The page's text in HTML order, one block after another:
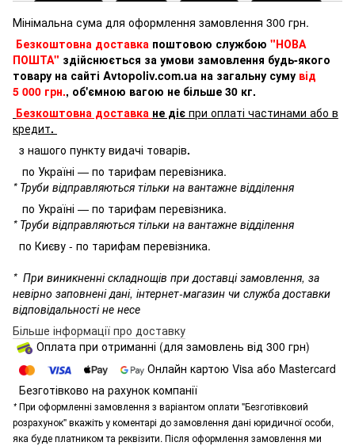
Мінімальна сума для оформлення замовлення 300 грн.
Безкоштовна доставка поштовою службою "НОВА
ПОШТА" здійснюється за умови замовлення будь-якого
товару на сайті Avtopoliv.com.ua на загальну суму від
5 000 грн., об'ємною вагою не більше 30 кг.
Безкоштовна доставка не діє при оплаті частинами або в
кредит.
з нашого пункту видачі товарів.
по Україні — по тарифам перевізника.
* Труби відправляються тільки на вантажне відділення
по Україні — по тарифам перевізника.
* Труби відправляються тільки на вантажне відділення
по Києву - по тарифам перевізника.
*При виникненні складнощів при доставці замовлення, за
невірно заповнені дані, інтернет-магазин чи служба доставки
відповідальності не несе
Більше інформації про доставку
Оплата при отриманні (для замовлень від 300 грн)
Онлайн картою Visa або Mastercard
Безготівково на рахунок компанії
*При оформленні замовлення з варіантом оплати "Безготівковий
розрахунок" вкажіть у коментарі до замовлення дані юридичної особи,
яка буде платником та реквізити. Після оформлення замовлення ми